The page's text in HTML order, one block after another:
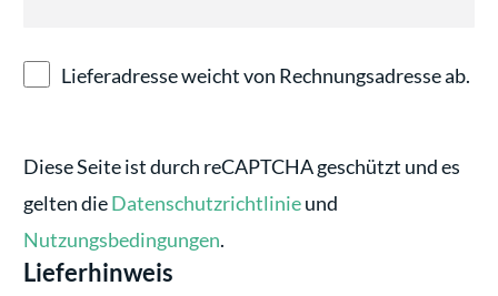
Lieferadresse weicht von Rechnungsadresse ab.
Diese Seite ist durch reCAPTCHA geschützt und es
gelten dieDatenschutzrichtlinieund
Nutzungsbedingungen.
Lieferhinweis